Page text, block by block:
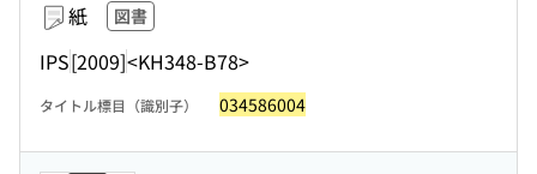
紙 図書
IPS[2009]<KH348-B78>
タイトル標目（識別子） 034586004